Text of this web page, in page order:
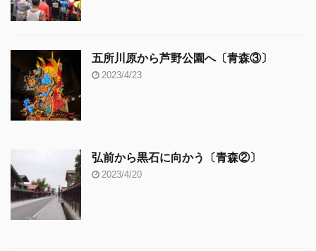
五所川原から芦野公園へ〔青森③〕
2023/4/23
弘前から黒石に向かう〔青森②〕
2023/4/20